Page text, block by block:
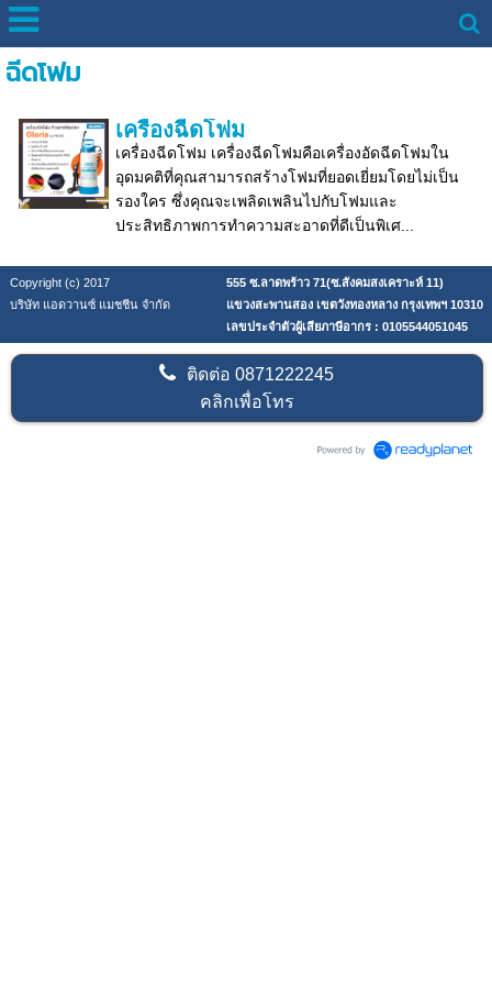
ฉีดโฟม
เครื่องฉีดโฟม
เครื่องฉีดโฟม เครื่องฉีดโฟมคือเครื่องอัดฉีดโฟมใน
อุดมคติที่คุณสามารถสร้างโฟมที่ยอดเยี่ยมโดยไม่เป็น
รองใคร ซึ่งคุณจะเพลิดเพลินไปกับโฟมและ
ประสิทธิภาพการทำความสะอาดที่ดีเป็นพิเศ...
Copyright (c) 2017
555 ซ.ลาดพร้าว 71(ซ.สังคมสงเคราะห์ 11)
บริษัท แอดวานซ์ แมชชีน จำกัด
แขวงสะพานสอง เขตวังทองหลาง กรุงเทพฯ 10310
เลขประจำตัวผู้เสียภาษีอากร : 0105544051045
ติดต่อ0871222245
คลิกเพื่อโทร